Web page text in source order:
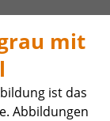
mit
ist das
Abbildungen